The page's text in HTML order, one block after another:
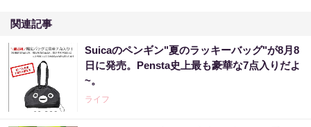
関連記事
Suicaのペンギン"夏のラッキーバッグ"が8月8
日に発売。Pensta史上最も豪華な7点入りだよ
~。
ライフ